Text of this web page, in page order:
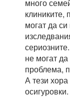
много
клиниките,
могат да
не могат
проблема,
А тези